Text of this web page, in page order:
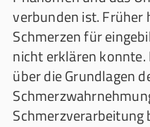
verbunden ist. Früher
Schmerzen für
nicht erklären
über die Grundlagen
Schmerzverarbeitung